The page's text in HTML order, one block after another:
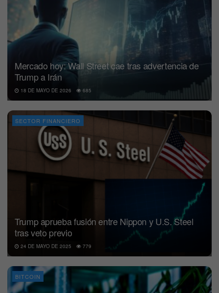
Mercado hoy: Wall Street cae tras advertencia de
Trump a Irán
18 DE MAYO DE 2026 685
SECTOR FINANCIERO
Trump aprueba fusión entre Nippon y U.S. Steel
tras veto previo
24 DE MAYO DE 2025 779
BITCOIN